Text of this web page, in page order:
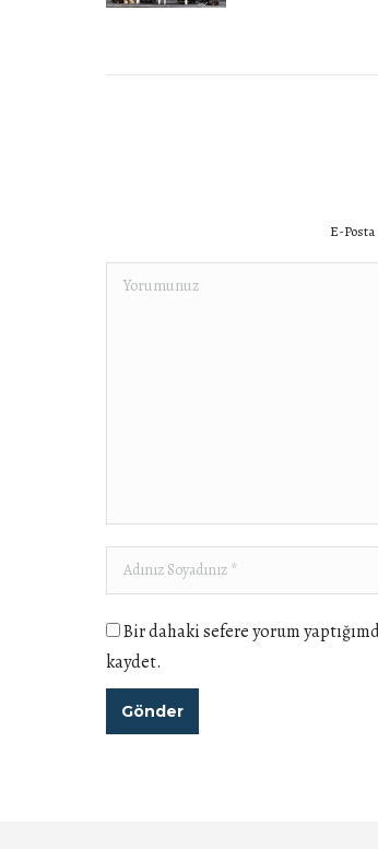
E-
Yorumunuz
Adınız Soyadınız *
Bir dahaki sefere yorum
kaydet.
Gönder